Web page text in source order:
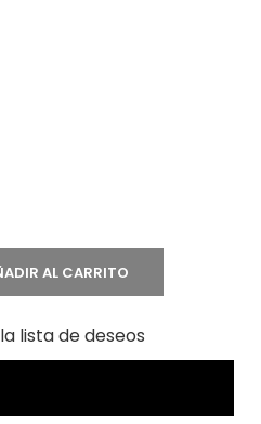
AL CARRITO
lista de deseos